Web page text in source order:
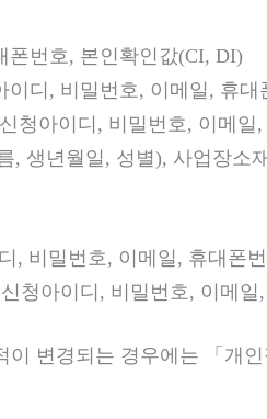
폰번호, 본인확인값(CI, DI)
디, 비밀번호, 이메일, 휴
청아이디, 비밀번호, 이메
생년월일, 성별), 사업장소
, 비밀번호, 이메일, 휴대폰
청아이디, 비밀번호, 이메
변경되는 경우에는 「개